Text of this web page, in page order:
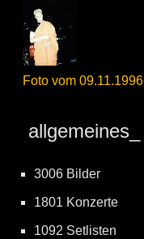
Foto vom 09.11.1996
allgemeines_
3006 Bilder
1801 Konzerte
1092 Setlisten